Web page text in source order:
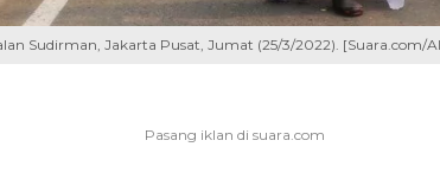
Sudirman, Jakarta Pusat, Jumat (25/3/2022). [Suara.com/